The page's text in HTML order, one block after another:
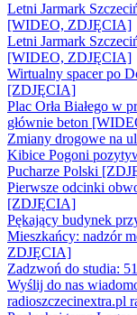
Letni Jarmark
[WIDEO, ZDJĘCIA]
Letni Jarmark
[WIDEO, ZDJĘCIA]
Wirtualny spacer po
[ZDJĘCIA]
Plac Orła Białego w
głównie beton
Zmiany drogowe na
Kibice Pogoni
Pucharze Polski
Pierwsze odcinki
[ZDJĘCIA]
Pękający budynek
Mieszkańcy: nadzór
ZDJĘCIA]
Zadzwoń do studia:
Wyślij do nas
radioszczecinextra.pl